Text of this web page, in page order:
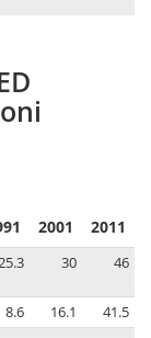
2001 2011
30 46
8.6 16.1
41.5